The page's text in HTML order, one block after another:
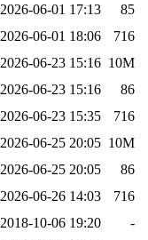
2026-06-01 17:13
85
2026-06-01 18:06
716
2026-06-23 15:16 10M
2026-06-23 15:16
86
2026-06-23 15:35
716
2026-06-25 20:05 10M
2026-06-25 20:05
86
2026-06-26 14:03
716
2018-10-06 19:20
-